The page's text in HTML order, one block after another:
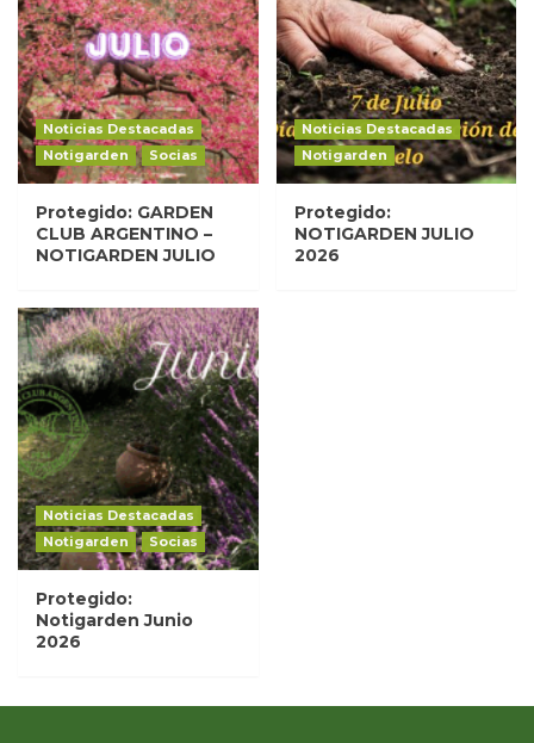
Noticias Destacadas
Notigarden
Socias
Protegido: GARDEN
CLUB ARGENTINO –
NOTIGARDEN JULIO
Noticias Destacadas
Notigarden
Protegido:
NOTIGARDEN JULIO
2026
Noticias Destacadas
Notigarden
Socias
Protegido:
Notigarden Junio
2026